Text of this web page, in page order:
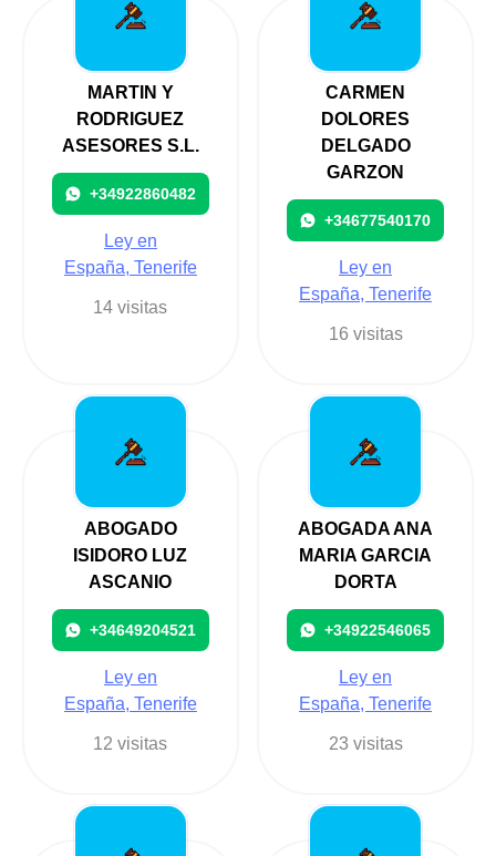
MARTIN Y
RODRIGUEZ
ASESORES S.L.
+34922860482
Ley en
España, Tenerife
14 visitas
CARMEN
DOLORES
DELGADO
GARZON
+34677540170
Ley en
España, Tenerife
16 visitas
ABOGADO
ISIDORO LUZ
ASCANIO
+34649204521
Ley en
España, Tenerife
12 visitas
ABOGADA ANA
MARIA GARCIA
DORTA
+34922546065
Ley en
España, Tenerife
23 visitas